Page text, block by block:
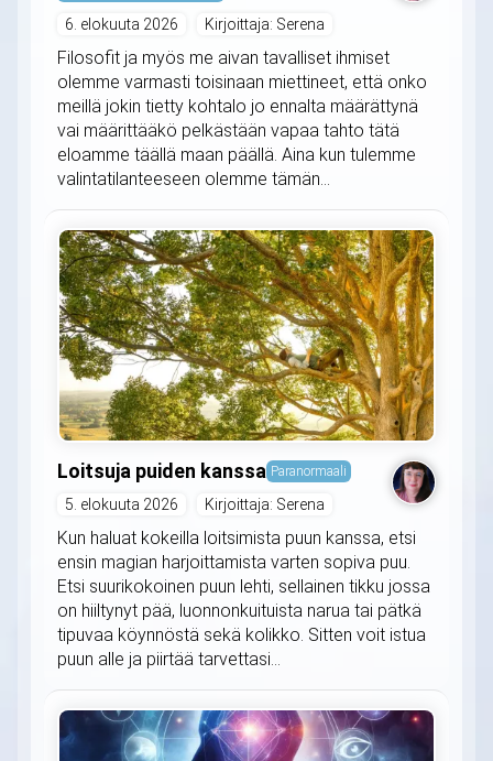
6. elokuuta 2026 Kirjoittaja: Serena
Filosofit ja myös me aivan tavalliset ihmiset
olemme varmasti toisinaan miettineet, että onko
meillä jokin tietty kohtalo jo ennalta määrättynä
vai määrittääkö pelkästään vapaa tahto tätä
eloamme täällä maan päällä. Aina kun tulemme
valintatilanteeseen olemme tämän...
Loitsuja puiden kanssa Paranormaali
5. elokuuta 2026 Kirjoittaja: Serena
Kun haluat kokeilla loitsimista puun kanssa, etsi
ensin magian harjoittamista varten sopiva puu.
Etsi suurikokoinen puun lehti, sellainen tikku jossa
on hiiltynyt pää, luonnonkuituista narua tai pätkä
tipuvaa köynnöstä sekä kolikko. Sitten voit istua
puun alle ja piirtää tarvettasi...